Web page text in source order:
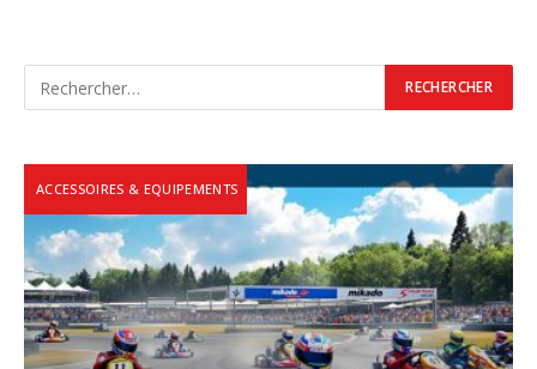
ACCESSOIRES & EQUIPEMENTS